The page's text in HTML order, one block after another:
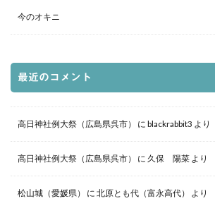
今のオキニ
最近のコメント
高日神社例大祭（広島県呉市） に blackrabbit3 より
高日神社例大祭（広島県呉市） に 久保 陽菜 より
松山城（愛媛県） に 北原とも代（富永高代） より